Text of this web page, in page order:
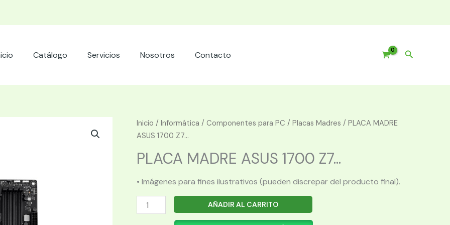
Catálogo Servicios Nosotros Contacto Buscar
Inicio / Informática / Componentes para PC / Placas Madres / PLACA MADRE
ASUS 1700 Z7...
PLACA MADRE ASUS 1700 Z7...
• Imágenes para fines ilustrativos (pueden discrepar del producto final).
PLACA
MADRE
AÑADIR AL CARRITO